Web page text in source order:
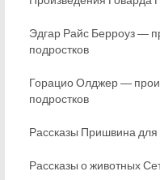
Эдгар Райс Берроуз ―
подростков
Горацио Олджер ―
подростков
Рассказы Пришвина для
Рассказы о животных